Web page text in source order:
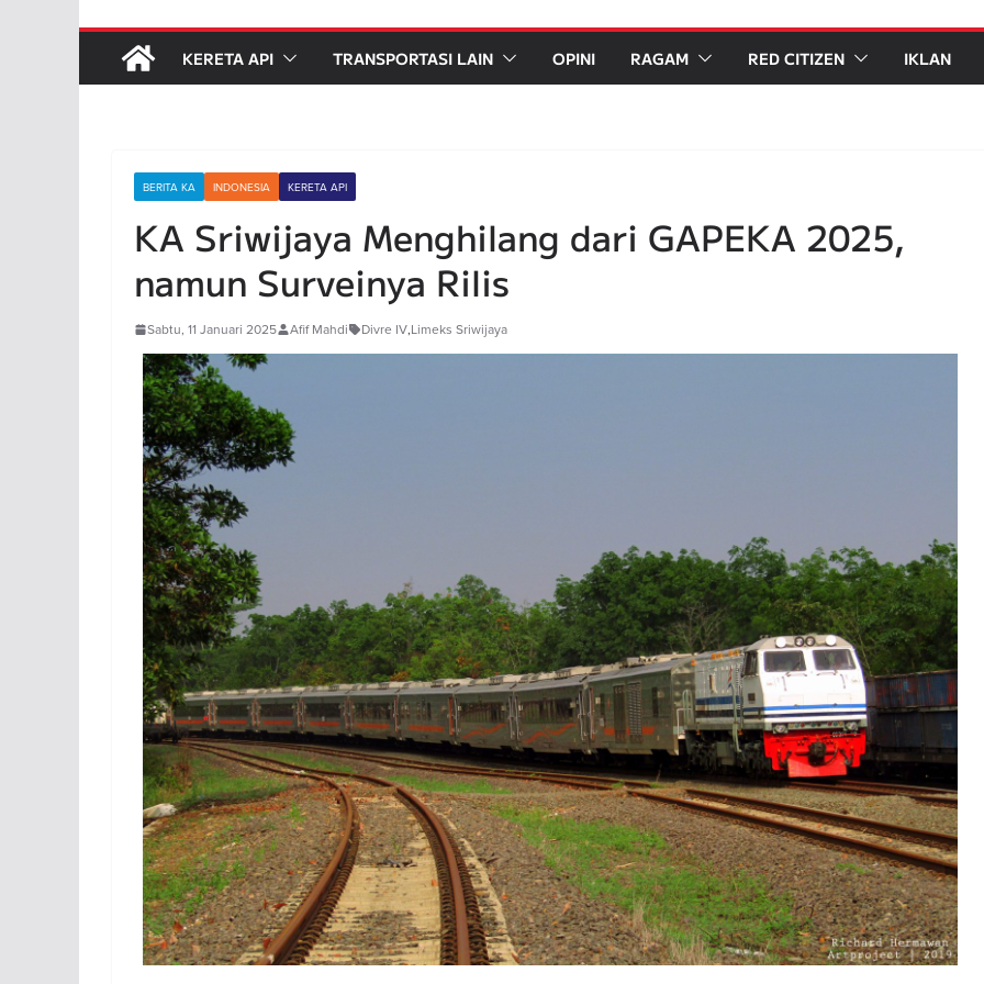
KERETA API TRANSPORTASI LAIN OPINI RAGAM RED CITIZEN IKLAN
BERITA KA INDONESIA KERETA API
KA Sriwijaya Menghilang dari GAPEKA 2025,
namun Surveinya Rilis
Sabtu, 11 Januari 2025 Afif Mahdi Divre IV,Limeks Sriwijaya